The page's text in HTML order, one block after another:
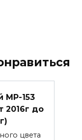
МР-153
2016г до
цвета